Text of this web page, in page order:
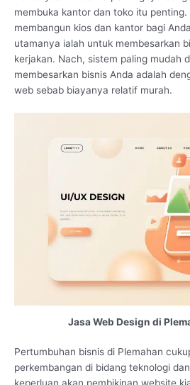
membuka kantor dan toko itu
membangun kios dan kantor bagi
utamanya ialah untuk membesarkan
kerjakan. Nach, sistem paling mudah
membesarkan bisnis Anda adalah
web sebab biayanya relatif murah.
Jasa Web Design di
Pertumbuhan bisnis di Plemahan
perkembangan di bidang teknologi